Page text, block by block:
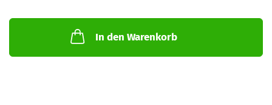
In den Warenkorb